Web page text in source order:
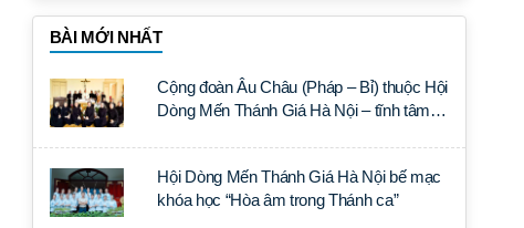
BÀI MỚI NHẤT
Cộng đoàn Âu Châu (Pháp – Bỉ) thuộc Hội
Dòng Mến Thánh Giá Hà Nội – tĩnh tâm
Hội Dòng Mến Thánh Giá Hà Nội bế mạc
khóa học “Hòa âm trong Thánh ca”